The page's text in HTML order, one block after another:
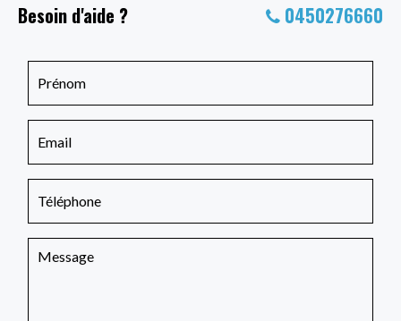
Besoin d'aide ? 0450276660